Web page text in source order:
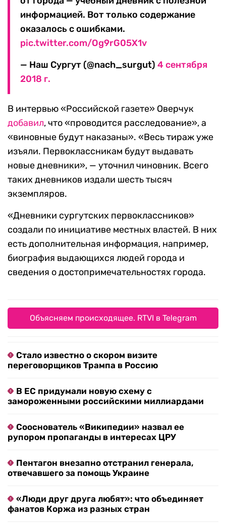
информацией. Вот только содержание
оказалось с ошибками.
pic.twitter.com/Og9rG05X1v
— Наш Сургут (@nach_surgut) 4 сентября
2018 г.
В интервью «Российской газете» Оверчук
добавил, что «проводится расследование», а
«виновные будут наказаны». «Весь тираж уже
изъяли. Первоклассникам будут выдавать
новые дневники», — уточнил чиновник. Всего
таких дневников издали шесть тысяч
экземпляров.
«Дневники сургутских первоклассников»
создали по инициативе местных властей. В них
есть дополнительная информация, например,
биография выдающихся людей города и
сведения о достопримечательностях города.
Объясняем происходящее. RTVI в Telegram
Стало известно о скором визите
переговорщиков Трампа в Россию
В ЕС придумали новую схему с
замороженными российскими миллиардами
Сооснователь «Википедии» назвал ее
рупором пропаганды в интересах ЦРУ
Пентагон внезапно отстранил генерала,
отвечавшего за помощь Украине
«Люди друг друга любят»: что объединяет
фанатов Коржа из разных стран